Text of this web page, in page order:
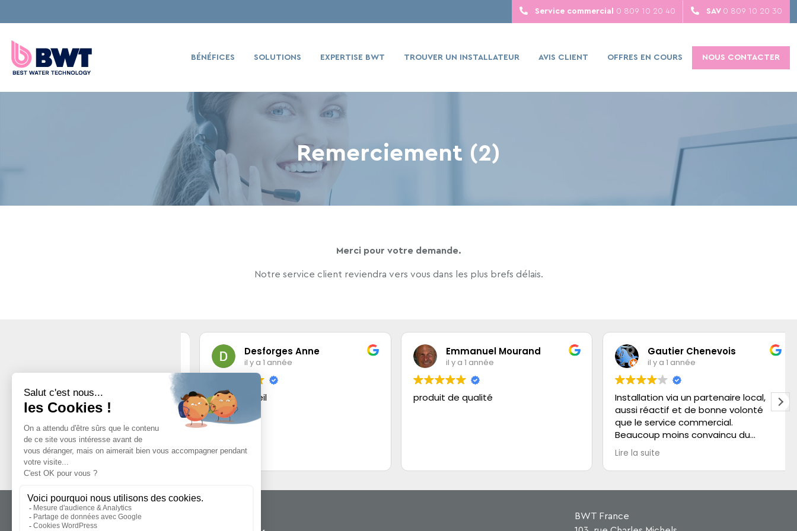
Service commercial 0 809 10 20 40 SAV 0 809 10 20 30
BÉNÉFICES SOLUTIONS EXPERTISE BWT TROUVER UN INSTALLATEUR AVIS CLIENT OFFRES EN COURS NOUS CONTACTER
Remerciement (2)
Merci pour votre demande.
Notre service client reviendra vers vous dans les plus brefs délais.
BIEN
Basée sur538 avis
et matériel de qualité
Desforges Anne
il y a 1 année
Bon appareil
Emmanuel Mourand
il y a 1 année
produit de qualité
Gautier Chenevois
il y a 1 année
Installation via un partenaire local,
aussi réactif et de bonne volonté
que le service commercial.
Beaucoup moins convaincu du
service client pour la prise de rendez
vous de mise en service, peu
agréable au téléphone, et délai de
Technicien maison pour la mise en
Lire la suite
BWT France